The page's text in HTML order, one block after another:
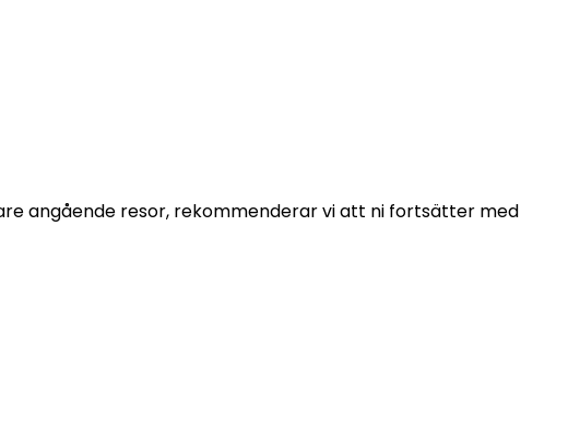
angående resor, rekommenderar vi att ni fortsätter med